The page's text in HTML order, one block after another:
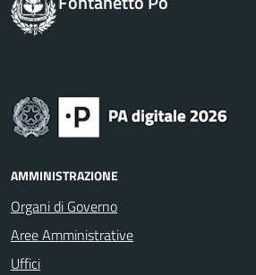
AMMINISTRAZIONE
Organi di Governo
Aree Amministrative
Uffici